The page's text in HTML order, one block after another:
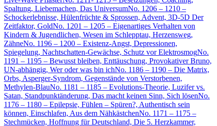
Spaltung, Liebemachen, Das UniversumNo. 1206 – 1210 –
Schockerlebnisse, Hülenfrüchte & Sprossen, Advent, 3D-5D Der
Zeitfaktor, GoldNo. 1201 – 1205 – Eigenartiges Verhalten von
Kindern & Jugendlichen, Wesen im Schlepptau, Herzensweg,
ZähneNo. 1196 – 1200 – Existenz-Angst, Depressionen,
Spiegelung, Nachtschatten-Gewächse, Schutz vor ElektrosmogNo.
1191 – 1195 – Bewusst bleiben, Enttäuschung, Provokativer Bruno,
UN-abhängig, Wer oder was bin ichNo. 1186 – 1190 – Die Matrix,
Orbs, Asperger-Syndrom, Gegenstände von Verstorbenen,
Methylen-BlauNo. 1181 – 1185 – Evolutions-Theorie, Luzifer vs.
Satan, Standpunktänderung, Das macht keinen Sinn, Sich lösenNo.
1176 – 1180 – Epilepsie, Fühlen – Spüren?, Authentisch sein
können, Einschlafen, Aus dem NähkästchenNo. 1171 – 1175 –
Stechmücken, Hoffnung für Deutschland, Die 5. Herzkammer,